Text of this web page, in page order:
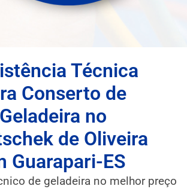
Técnica
Conserto de
Geladeira no
de Oliveira
Guarapari-ES
de geladeira no melhor preço